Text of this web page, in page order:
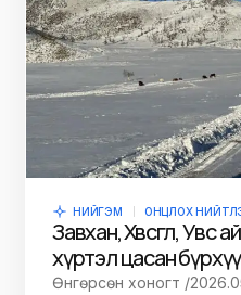
НИЙГЭМ ОНЦЛОХ
Завхан, Хөвсгөл, Увс
хүртэл цасан
Өнгөрсөн хоногт /